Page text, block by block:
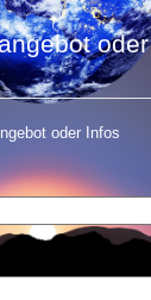
oder
um Angebot oder Infos